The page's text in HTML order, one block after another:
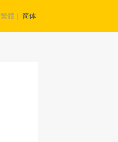
繁體 | 简体